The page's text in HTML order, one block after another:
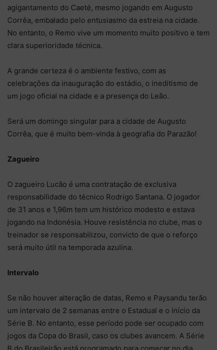
agigantamento do Caeté, mesmo jogando em Augusto
Corrêa, embalado pelo entusiasmo da estreia na cidade.
No entanto, o Remo vive um momento muito positivo e tem
clara superioridade técnica.
A grande certeza é o ambiente festivo, com as
celebrações da inauguração do estádio, o ineditismo de
um jogo oficial na cidade e a presença do Leão.
Será um domingo singular para a cidade de Augusto
Corrêa, que é muito bem-vinda à geografia do Parazão!
Zagueiro
O zagueiro Lucão é uma contratação de exclusiva
responsabilidade do técnico Rodrigo Santana. O jogador
de 31 anos e 1,96m tem um histórico modesto e estava
jogando na Indonésia. Houve resistência no clube, mas o
treinador se responsabilizou, convicto de que o reforço
será muito útil na temporada azulina.
Intervalo
Se não houver alteração de datas, Remo e Paysandu terão
um intervalo de 2 semanas entre o Estadual e o início da
Série B. No entanto, esse período pode ser ocupado com
jogos da Copa do Brasil, caso os clubes avancem. A Série